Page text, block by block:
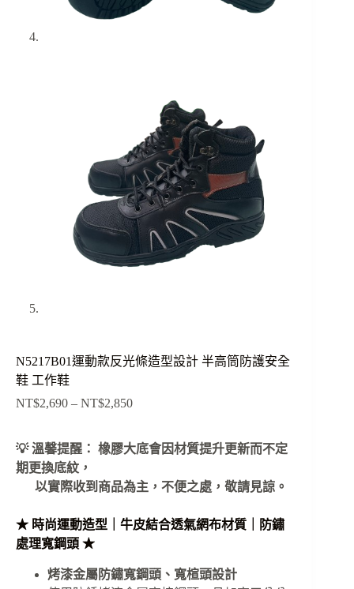
N5217B01運動款反光條造型設計 半高筒防護安全
鞋 工作鞋
NT$2,690 – NT$2,850價
範
NT$2,690
到
💡 溫馨提醒： 橡膠大底會因材質提升更新而不定
期更換底紋，
以實際收到商品為主，不便之處，敬請見諒。
★ 時尚運動造型｜牛皮結合透氣網布材質｜防鏽
處理寬鋼頭 ★
烤漆金屬防鏽寬鋼頭、寬楦頭設計